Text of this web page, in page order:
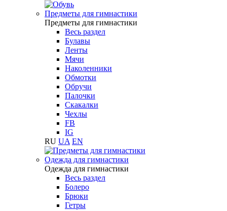
Предметы для гимнастики
Предметы для гимнастики
Весь раздел
Булавы
Ленты
Мячи
Наколенники
Обмотки
Обручи
Палочки
Скакалки
Чехлы
FB
IG
RU UA EN
Одежда для гимнастики
Одежда для гимнастики
Весь раздел
Болеро
Брюки
Гетры